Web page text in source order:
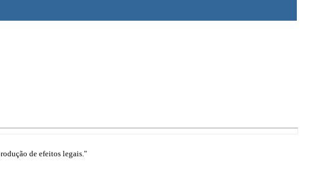
de efeitos legais."